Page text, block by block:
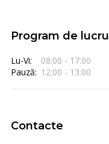
Program de lucru
Lu-Vi:
08:00 - 17:00
Pauză: 12:00 - 13:00
Contacte